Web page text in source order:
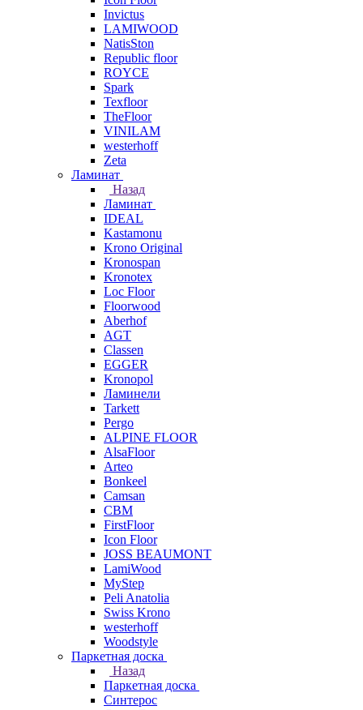
Invictus
LAMIWOOD
NatisSton
Republic floor
ROYCE
Spark
Texfloor
TheFloor
VINILAM
westerhoff
Zeta
Ламинат
Назад
Ламинат
IDEAL
Kastamonu
Krono Original
Kronospan
Kronotex
Loc Floor
Floorwood
Aberhof
AGT
Classen
EGGER
Kronopol
Ламинели
Tarkett
Pergo
ALPINE FLOOR
AlsaFloor
Arteo
Bonkeel
Camsan
CBM
FirstFloor
Icon Floor
JOSS BEAUMONT
LamiWood
MyStep
Peli Anatolia
Swiss Krono
westerhoff
Woodstyle
Паркетная доска
Назад
Паркетная доска
Синтерос